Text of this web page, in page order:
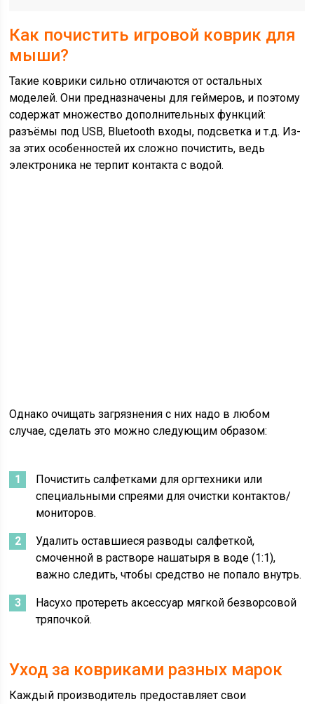
Как почистить игровой коврик для
мыши?
Такие коврики сильно отличаются от остальных
моделей. Они предназначены для геймеров, и поэтому
содержат множество дополнительных функций:
разъёмы под USB, Bluetooth входы, подсветка и т.д. Из-
за этих особенностей их сложно почистить, ведь
электроника не терпит контакта с водой.
Однако очищать загрязнения с них надо в любом
случае, сделать это можно следующим образом:
Почистить салфетками для оргтехники или
специальными спреями для очистки контактов/
мониторов.
Удалить оставшиеся разводы салфеткой,
смоченной в растворе нашатыря в воде (1:1),
важно следить, чтобы средство не попало внутрь.
Насухо протереть аксессуар мягкой безворсовой
тряпочкой.
Уход за ковриками разных марок
Каждый производитель предоставляет свои